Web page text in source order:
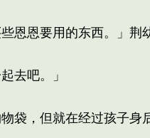
恩恩要用的东西。」荆
去吧。」
袋，但就在经过孩子